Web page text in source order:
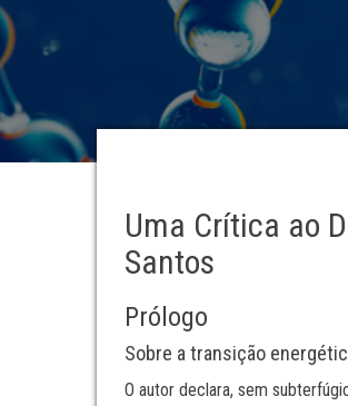
Uma Crítica ao
Santos
Prólogo
Sobre a transição
O autor declara, sem